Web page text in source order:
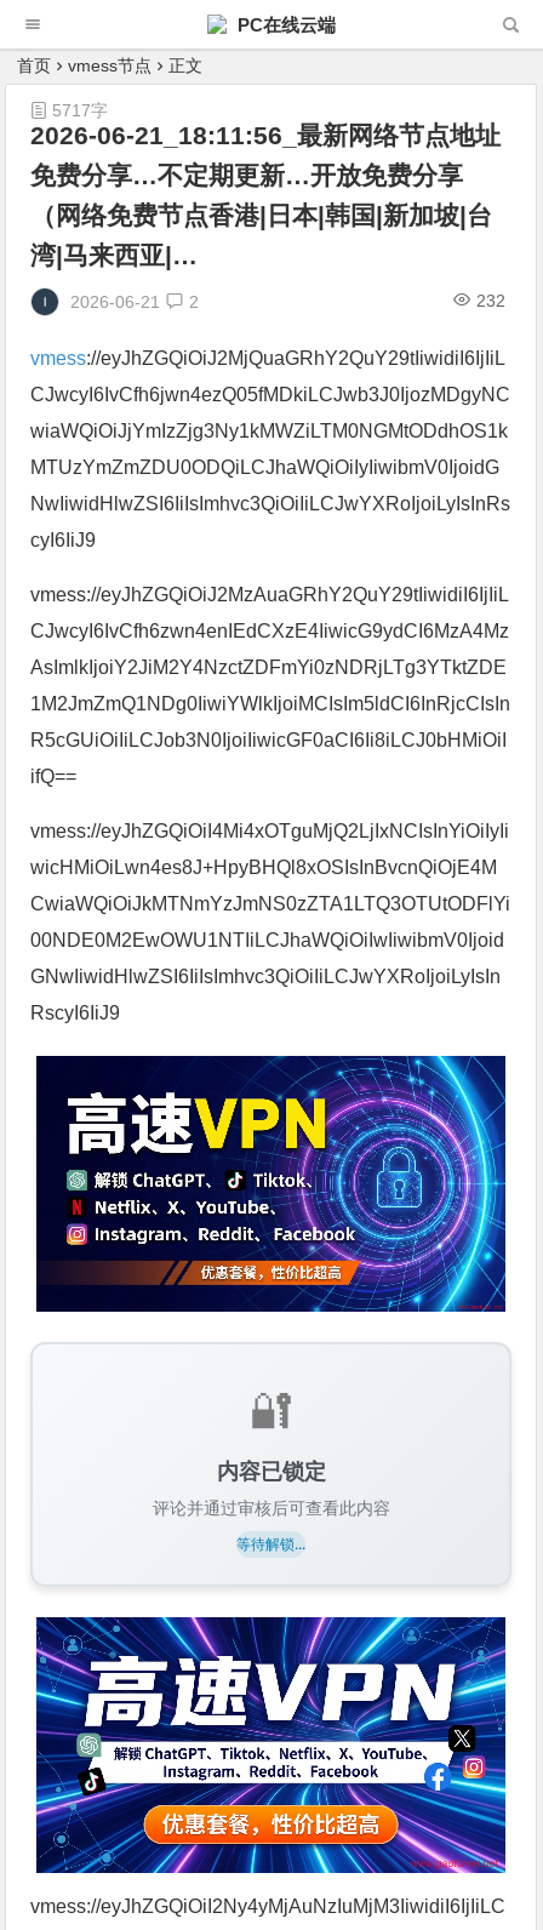
PC在线云端
首页 vmess节点 正文
2026-06-21_18:11:56_最新网络节点地址
免费分享…不定期更新…开放免费分享
（网络免费节点香港|日本|韩国|新加坡|台
湾|马来西亚|…
2026-06-21 2 232
5717字
vmess://eyJhZGQiOiJ2MjQuaGRhY2QuY29tIiwidiI6IjIiL
CJwcyI6IvCfh6jwn4ezQ05fMDkiLCJwb3J0IjozMDgyNC
wiaWQiOiJjYmIzZjg3Ny1kMWZiLTM0NGMtODdhOS1k
MTUzYmZmZDU0ODQiLCJhaWQiOiIyIiwibmV0IjoidG
NwIiwidHlwZSI6IiIsImhvc3QiOiIiLCJwYXRoIjoiLyIsInRs
cyI6IiJ9
vmess://eyJhZGQiOiJ2MzAuaGRhY2QuY29tIiwidiI6IjIiL
CJwcyI6IvCfh6zwn4enIEdCXzE4IiwicG9ydCI6MzA4Mz
AsImlkIjoiY2JiM2Y4NzctZDFmYi0zNDRjLTg3YTktZDE
1M2JmZmQ1NDg0IiwiYWlkIjoiMCIsIm5ldCI6InRjcCIsIn
R5cGUiOiIiLCJob3N0IjoiIiwicGF0aCI6Ii8iLCJ0bHMiOiI
ifQ==
vmess://eyJhZGQiOiI4Mi4xOTguMjQ2LjIxNCIsInYiOiIyIi
wicHMiOiLwn4es8J+HpyBHQl8xOSIsInBvcnQiOjE4M
CwiaWQiOiJkMTNmYzJmNS0zZTA1LTQ3OTUtODFlYi
00NDE0M2EwOWU1NTIiLCJhaWQiOiIwIiwibmV0Ijoid
GNwIiwidHlwZSI6IiIsImhvc3QiOiIiLCJwYXRoIjoiLyIsIn
RscyI6IiJ9
🔐
内容已锁定
评论并通过审核后可查看此内容
等待解锁...
vmess://eyJhZGQiOiI2Ny4yMjAuNzIuMjM3IiwidiI6IjIiLC